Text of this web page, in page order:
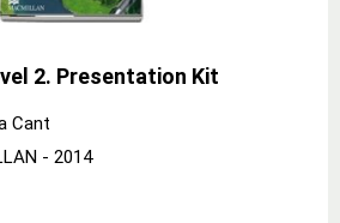
2. Presentation Kit
Cant
- 2014